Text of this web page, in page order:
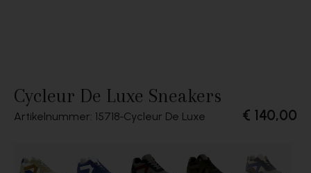
Cycleur De Luxe Sneakers
Artikelnummer: 15718 Cycleur De Luxe € 140,00